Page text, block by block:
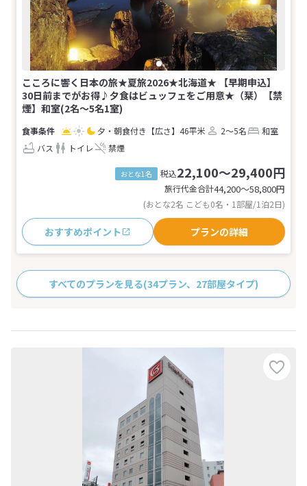
こころに響く日本の旅★夏旅2026★北海道★ 【早期申込】
30日前までがお得♪夕食はビュッフェをご用意★（栞）【禁
煙】和室(2名～5名1室)
夕・朝食付き 【広さ】46平米 2～5名
和室
バス
トイレ 禁煙
おとな1名 税込22,100～29,400円
旅行代金合計44,200〜58,800円
(おとな2名 こども0名・1部屋/1泊2日)
おすすめポイント プランの詳細
すべてのプランを見る(34プラン、27部屋タイプ)